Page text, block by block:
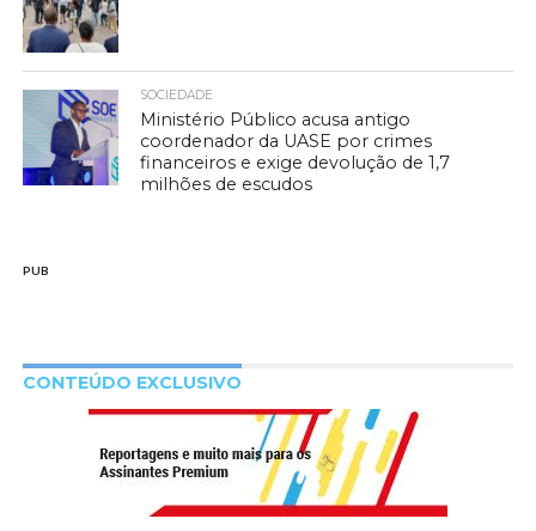
SOCIEDADE
Ministério Público acusa antigo
coordenador da UASE por crimes
financeiros e exige devolução de 1,7
milhões de escudos
PUB
CONTEÚDO EXCLUSIVO